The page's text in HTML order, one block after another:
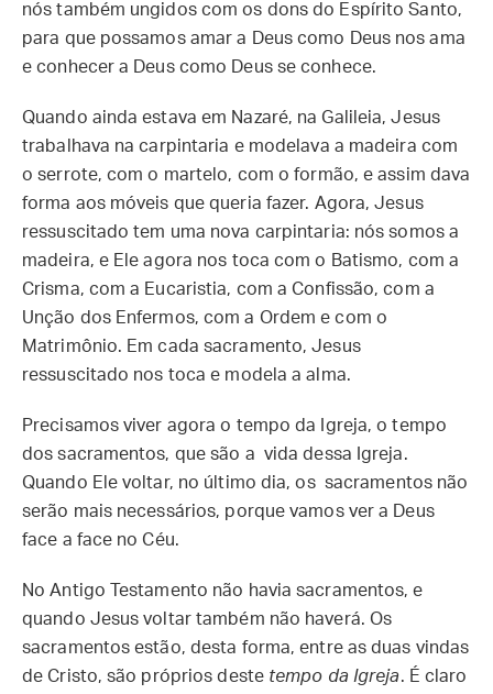
nós também ungidos com os dons do Espírito Santo,
para que possamos amar a Deus como Deus nos ama
e conhecer a Deus como Deus se conhece.
Quando ainda estava em Nazaré, na Galileia, Jesus
trabalhava na carpintaria e modelava a madeira com
o serrote, com o martelo, com o formão, e assim dava
forma aos móveis que queria fazer. Agora, Jesus
ressuscitado tem uma nova carpintaria: nós somos a
madeira, e Ele agora nos toca com o Batismo, com a
Crisma, com a Eucaristia, com a Confissão, com a
Unção dos Enfermos, com a Ordem e com o
Matrimônio. Em cada sacramento, Jesus
ressuscitado nos toca e modela a alma.
Precisamos viver agora o tempo da Igreja, o tempo
dos sacramentos, que são a vida dessa Igreja.
Quando Ele voltar, no último dia, os sacramentos não
serão mais necessários, porque vamos ver a Deus
face a face no Céu.
No Antigo Testamento não havia sacramentos, e
quando Jesus voltar também não haverá. Os
sacramentos estão, desta forma, entre as duas vindas
de Cristo, são próprios deste tempo da Igreja. É claro